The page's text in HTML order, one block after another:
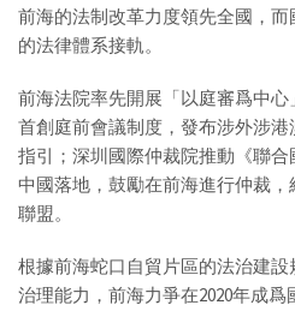
前海的法制改革力度領先全國，
的法律體系接軌。
前海法院率先開展「以庭審爲中
首創庭前會議制度，發布涉外涉
指引；深圳國際仲裁院推動《聯
中國落地，鼓勵在前海進行仲裁
聯盟。
根據前海蛇口自貿片區的法治建
治理能力，前海力爭在2020年成